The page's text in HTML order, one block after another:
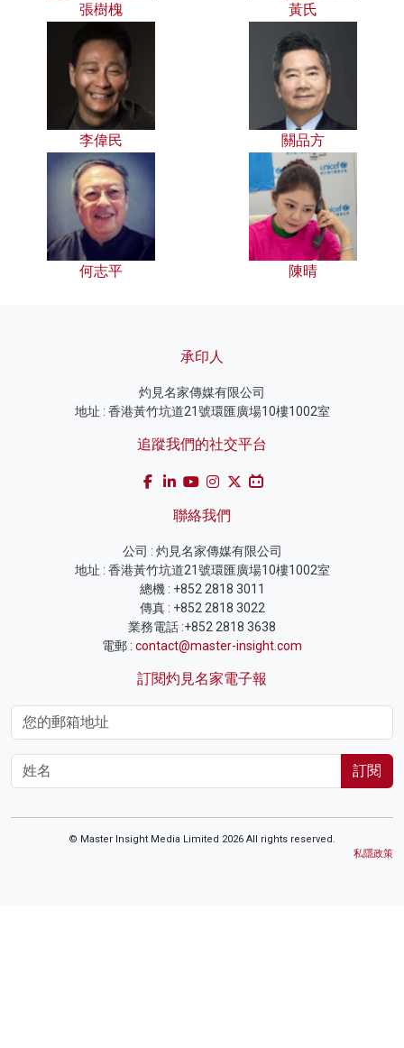
張樹槐 黃氏
李偉民 關品方
何志平 陳晴
承印人
灼見名家傳媒有限公司
地址 : 香港黃竹坑道21號環匯廣場10樓1002室
追蹤我們的社交平台
聯絡我們
公司 : 灼見名家傳媒有限公司
地址 : 香港黃竹坑道21號環匯廣場10樓1002室
總機 : +852 2818 3011
傳真 : +852 2818 3022
業務電話 :+852 2818 3638
電郵 : contact@master-insight.com
訂閱灼見名家電子報
訂閱
© Master Insight Media Limited 2026 All rights reserved.
私隱政策